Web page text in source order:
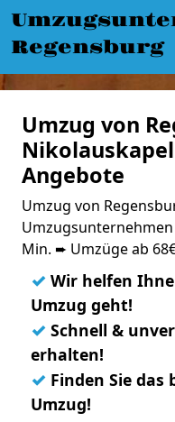
Regensburg
Umzug von
Angebote
Umzug von
Min. ➨ Umzüge ab
✓ Wir helfen
Umzug geht!
✓ Schnell &
erhalten!
✓ Finden Sie
Umzug!